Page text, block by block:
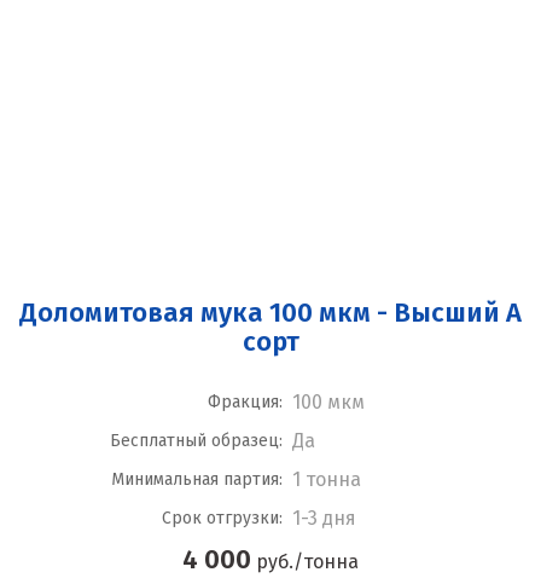
Доломитовая мука 100 мкм - Высший А
сорт
Фракция: 100 мкм
Бесплатный образец: Да
Минимальная партия: 1 тонна
Срок отгрузки: 1-3 дня
4 000 руб./тонна